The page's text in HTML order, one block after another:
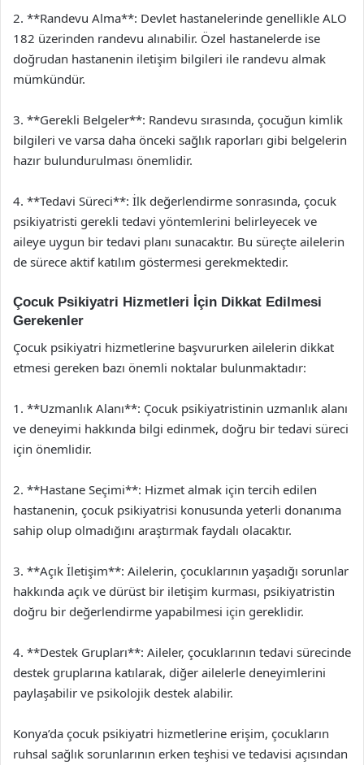
2. **Randevu Alma**: Devlet hastanelerinde genellikle ALO
182 üzerinden randevu alınabilir. Özel hastanelerde ise
doğrudan hastanenin iletişim bilgileri ile randevu almak
mümkündür.
3. **Gerekli Belgeler**: Randevu sırasında, çocuğun kimlik
bilgileri ve varsa daha önceki sağlık raporları gibi belgelerin
hazır bulundurulması önemlidir.
4. **Tedavi Süreci**: İlk değerlendirme sonrasında, çocuk
psikiyatristi gerekli tedavi yöntemlerini belirleyecek ve
aileye uygun bir tedavi planı sunacaktır. Bu süreçte ailelerin
de sürece aktif katılım göstermesi gerekmektedir.
Çocuk Psikiyatri Hizmetleri İçin Dikkat Edilmesi
Gerekenler
Çocuk psikiyatri hizmetlerine başvururken ailelerin dikkat
etmesi gereken bazı önemli noktalar bulunmaktadır:
1. **Uzmanlık Alanı**: Çocuk psikiyatristinin uzmanlık alanı
ve deneyimi hakkında bilgi edinmek, doğru bir tedavi süreci
için önemlidir.
2. **Hastane Seçimi**: Hizmet almak için tercih edilen
hastanenin, çocuk psikiyatrisi konusunda yeterli donanıma
sahip olup olmadığını araştırmak faydalı olacaktır.
3. **Açık İletişim**: Ailelerin, çocuklarının yaşadığı sorunlar
hakkında açık ve dürüst bir iletişim kurması, psikiyatristin
doğru bir değerlendirme yapabilmesi için gereklidir.
4. **Destek Grupları**: Aileler, çocuklarının tedavi sürecinde
destek gruplarına katılarak, diğer ailelerle deneyimlerini
paylaşabilir ve psikolojik destek alabilir.
Konya’da çocuk psikiyatri hizmetlerine erişim, çocukların
ruhsal sağlık sorunlarının erken teşhisi ve tedavisi açısından